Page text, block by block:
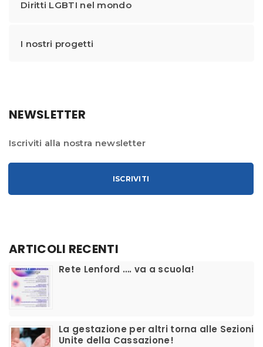
Diritti LGBTI nel mondo
I nostri progetti
NEWSLETTER
Iscriviti alla nostra newsletter
ISCRIVITI
ARTICOLI RECENTI
​Rete Lenford …. va a scuola!
La gestazione per altri torna alle Sezioni
Unite della Cassazione!